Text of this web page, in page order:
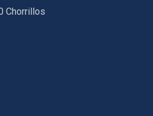
Chorrillos